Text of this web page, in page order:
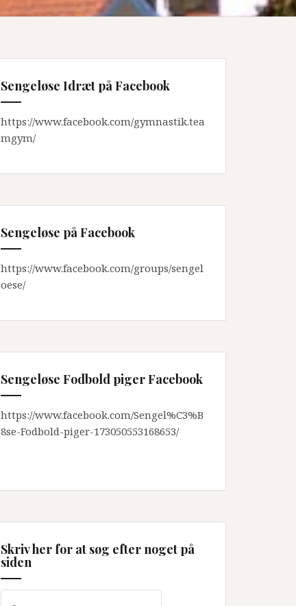
Sengeløse Idræt på Facebook
https://www.facebook.com/gymnastik.tea
mgym/
Sengeløse på Facebook
https://www.facebook.com/groups/sengel
oese/
Sengeløse Fodbold piger Facebook
https://www.facebook.com/Sengel%C3%B
8se-Fodbold-piger-173050553168653/
Skriv her for at søg efter noget på
siden